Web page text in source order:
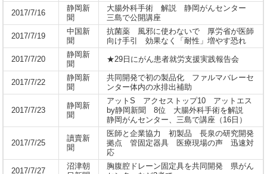
2017/7/16
静岡新
聞
大腸外科手術 解説 静岡がんセンター
三島で公開講座
2017/7/19
中国新
聞
抗菌薬 風邪に使わないで 厚労省が医師
向け手引 効果なく「耐性」増やす恐れ
2017/7/20
静岡新
聞
★29日にがん患者就労支援実践報告会
2017/7/22
静岡新
聞
共同開発で初の製品化 ファルマバレーセ
ンター体内の水排出補助
2017/7/23
静岡新
聞
アットS アクセストップ10 アットエス
by静岡新聞 8位 大腸外科手術を解説
静岡がんセンター、三島で講座（16日）
2017/7/25
讀賣新
聞
医師と企業協力 初製品 長泉の研究開発
拠点 管固定器具 医療現場の声 迅速対
応
2017/7/27
沼津朝
胸腹腔ドレーン固定具を共同開発 県がん